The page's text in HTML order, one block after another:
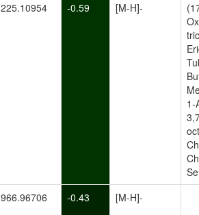
225.10954 -0.59 [M-H]-
1-
966.96706 -0.43 [M-H]-